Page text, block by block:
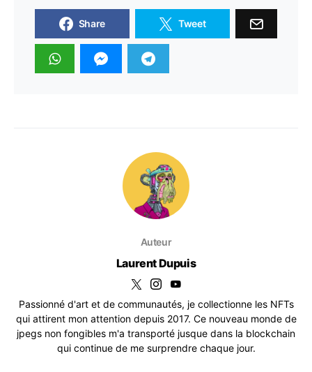
Share Tweet
Auteur
Laurent Dupuis
Passionné d'art et de communautés, je collectionne les NFTs
qui attirent mon attention depuis 2017. Ce nouveau monde de
jpegs non fongibles m'a transporté jusque dans la blockchain
qui continue de me surprendre chaque jour.